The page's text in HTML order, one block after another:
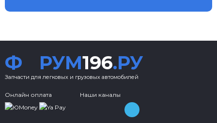
Ф РУМ196.РУ
Запчасти для легковых и грузовых автомобилей
Онлайн оплата Наши каналы